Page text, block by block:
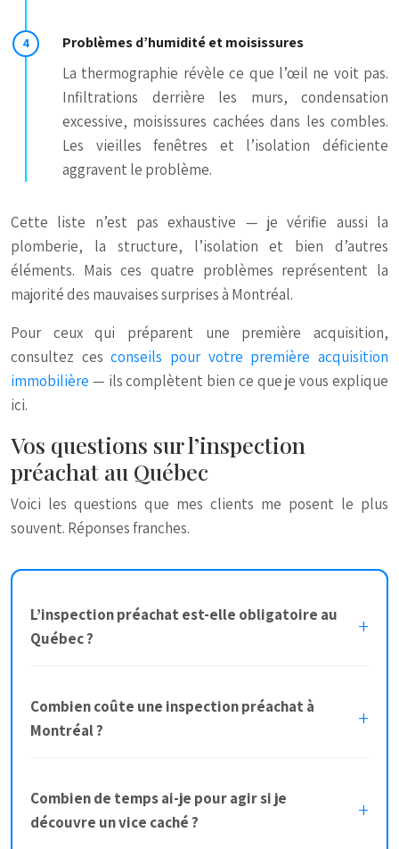
Problèmes d’humidité et moisissures
La thermographie révèle ce que l’œil ne voit pas.
Infiltrations derrière les murs, condensation
excessive, moisissures cachées dans les combles.
Les vieilles fenêtres et l’isolation déficiente
aggravent le problème.
Cette liste n’est pas exhaustive — je vérifie aussi la
plomberie, la structure, l’isolation et bien d’autres
éléments. Mais ces quatre problèmes représentent la
majorité des mauvaises surprises à Montréal.
Pour ceux qui préparent une première acquisition,
consultez cesconseils pour votre première acquisition
immobilière — ils complètent bien ce que je vous explique
ici.
Vos questions sur l’inspection
préachat au Québec
Voici les questions que mes clients me posent le plus
souvent. Réponses franches.
L’inspection préachat est-elle obligatoire au
Québec ?
Combien coûte une inspection préachat à
Montréal ?
Combien de temps ai-je pour agir si je
découvre un vice caché ?